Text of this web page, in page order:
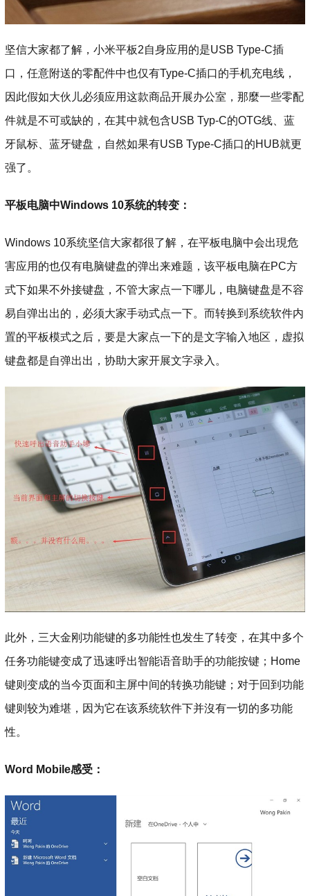
坚信大家都了解，小米平板2自身应用的是USB Type-C插
口，任意附送的零配件中也仅有Type-C插口的手机充电线，
因此假如大伙儿必须应用这款商品开展办公室，那麼一些零配
件就是不可或缺的，在其中就包含USB Typ-C的OTG线、蓝
牙鼠标、蓝牙键盘，自然如果有USB Type-C插口的HUB就更
强了。
平板电脑中Windows 10系统的转变：
Windows 10系统坚信大家都很了解，在平板电脑中会出現危
害应用的也仅有电脑键盘的弹出来难题，该平板电脑在PC方
式下如果不外接键盘，不管大家点一下哪儿，电脑键盘是不容
易自弹出出的，必须大家手动式点一下。而转换到系统软件内
置的平板模式之后，要是大家点一下的是文字输入地区，虚拟
键盘都是自弹出出，协助大家开展文字录入。
此外，三大金刚功能键的多功能性也发生了转变，在其中多个
任务功能键变成了迅速呼出智能语音助手的功能按键；Home
键则变成的当今页面和主屏中间的转换功能键；对于回到功能
键则较为难堪，因为它在该系统软件下并沒有一切的多功能
性。
Word Mobile感受：